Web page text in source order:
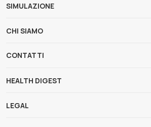
SIMULAZIONE
CHI SIAMO
CONTATTI
HEALTH DIGEST
LEGAL